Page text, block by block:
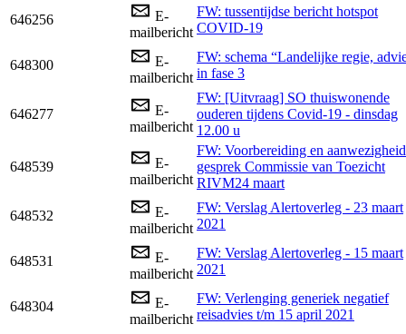
646256
E-
mailbericht
FW: tussentijdse bericht hotspot
COVID-19
648300
E-
mailbericht
FW: schema “Landelijke regie,
in fase 3
646277
E-
mailbericht
FW: [Uitvraag] SO thuiswonende
ouderen tijdens Covid-19 - dinsdag
12.00 u
648539
E-
mailbericht
FW: Voorbereiding en aanwezigheid
gesprek Commissie van Toezicht
RIVM24 maart
648532
E-
mailbericht
FW: Verslag Alertoverleg - 23 maart
2021
648531
E-
mailbericht
FW: Verslag Alertoverleg - 15 maart
2021
648304
E-
mailbericht
FW: Verlenging generiek negatief
reisadvies t/m 15 april 2021